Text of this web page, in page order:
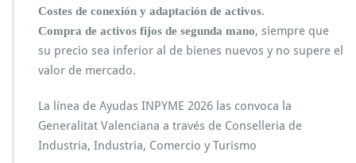
Costes de conexión y adaptación de activos.
Compra de activos fijos de segunda mano, siempre que
su precio sea inferior al de bienes nuevos y no supere el
valor de mercado.
La línea de Ayudas INPYME 2026 las convoca la
Generalitat Valenciana a través de Conselleria de
Industria, Industria, Comercio y Turismo